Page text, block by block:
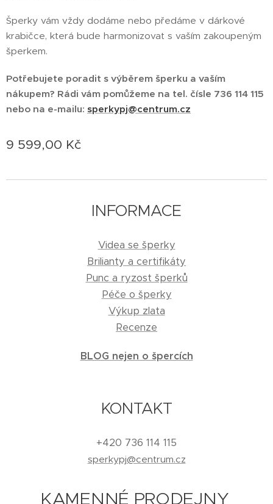
Šperky vám vždy dodáme nebo předáme v dárkové
krabičce, která bude harmonizovat s vaším zakoupeným
šperkem.
Potřebujete poradit s výběrem šperku a vaším
nákupem? Rádi vám pomůžeme na tel. čísle 736 114 115
nebo na e-mailu: sperkypj@centrum.cz
9 599,00 Kč
INFORMACE
Videa se šperky
Brilianty a certifikáty
Punc a ryzost šperků
Péče o šperky
Výkup zlata
Recenze
BLOG nejen o špercích
KONTAKT
+420 736 114 115
sperkypj@centrum.cz
KAMENNÉ PRODEJNY